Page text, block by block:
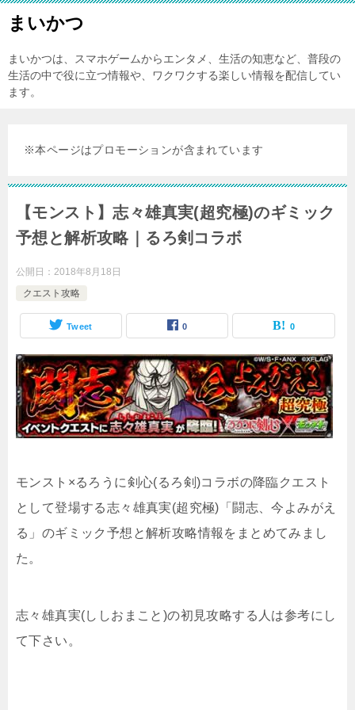
まいかつ
まいかつは、スマホゲームからエンタメ、生活の知恵など、普段の
生活の中で役に立つ情報や、ワクワクする楽しい情報を配信してい
ます。
※本ページはプロモーションが含まれています
【モンスト】志々雄真実(超究極)のギミック
予想と解析攻略｜るろ剣コラボ
公開日： 2018年8月18日
クエスト攻略
Tweet 0 0
モンスト×るろうに剣心(るろ剣)コラボの降臨クエスト
として登場する志々雄真実(超究極)「闘志、今よみがえ
る」のギミック予想と解析攻略情報をまとめてみまし
た。
志々雄真実(ししおまこと)の初見攻略する人は参考にし
て下さい。